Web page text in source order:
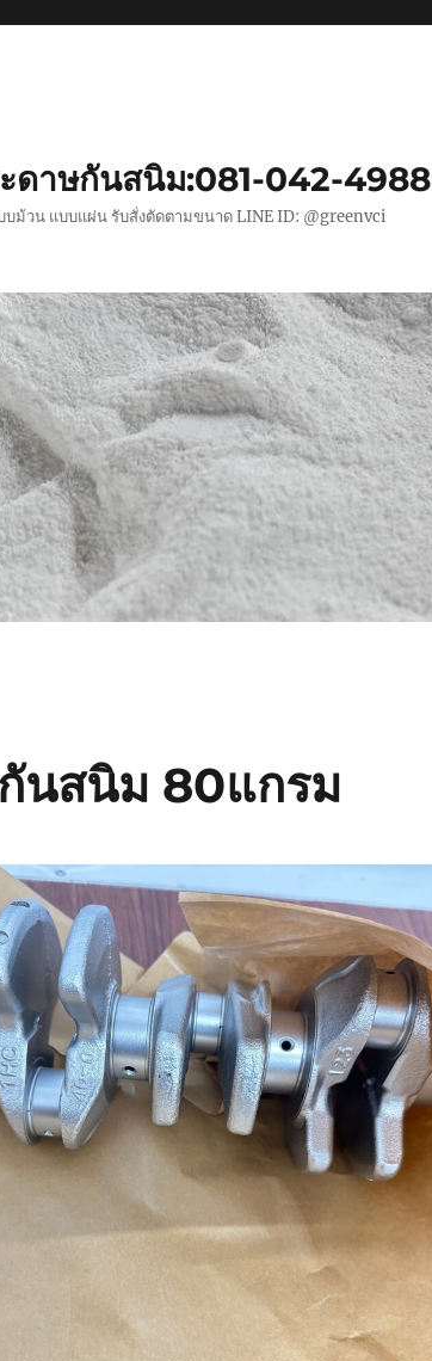
ดาษกันสนิม:081-042-4988
ม้วน แบบแผ่น รับสั่งตัดตามขนาด LINE ID: @greenvci
นสนิม 80แกรม